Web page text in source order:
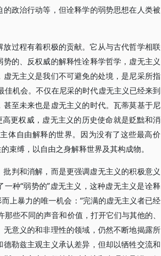
政治行动等，但诠释学的弱势思想在人类被
过程有着积极的贡献。它从与古代哲学相联
的、反权威的解释性诠释学哲学，虚无主义
无主义是我们不可避免的处境，是尼采所指
佳机会。不仅在尼采的时代虚无主义已经来到
至未来也是虚无主义的时代。瓦蒂莫基于尼
更权威，虚无主义的历史使命就是贬黜和消
体自由解释的世界。因为没有了这些最高价
束缚，以自由之身解释世界及其构成物。
判和消解，而是更强调虚无主义的积极意义
种“弱势的”虚无主义，这种虚无主义是诠释
上暴力的唯一机会：“完满的虚无主义者已经
些不同的声音和价值，打开它们与其他的、
意义的和非理性的领域，仍然不断地揭露所
勒兹主观主义承认差异，但却以牺牲交流和